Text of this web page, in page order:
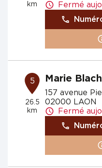
km
Fermé
5
26.5
km
Marie
157 avenue
02000 LAON
Fermé